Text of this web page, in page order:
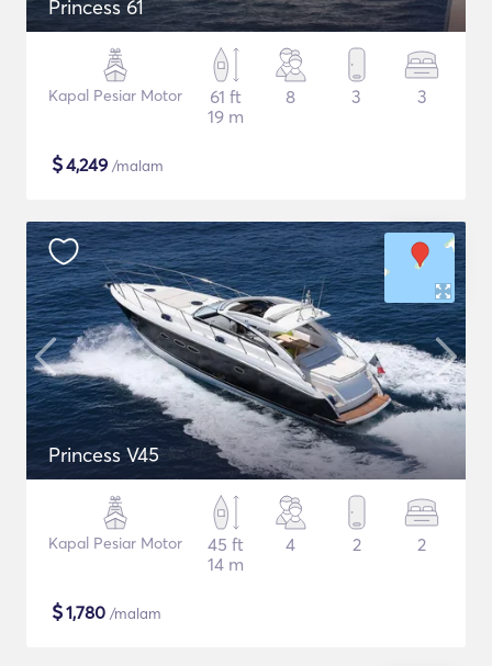
Princess 61
Kapal Pesiar Motor
61 ft
19 m
8 3 3
$4,249 /malam
Princess V45
Kapal Pesiar Motor
45 ft
14 m
4 2 2
$1,780 /malam